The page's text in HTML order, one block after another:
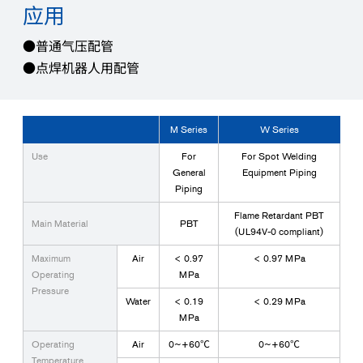
应用
●普通气压配管
●点焊机器人用配管
M Series W Series
Use
For
General
Piping
For Spot Welding
Equipment Piping
Main Material PBT
Flame Retardant PBT
(UL94V-0 compliant)
Maximum
Operating
Pressure
Air
< 0.97
MPa
< 0.97 MPa
Water
< 0.19
MPa
< 0.29 MPa
Operating
Temperature
Air 0~+60℃ 0~+60℃